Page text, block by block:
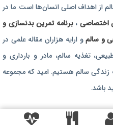
از اهداف اصلی انسان‌ها است. ما در
اختصاصی ،برنامه تمرین بدنسازی و
و سالمو ارایه هزاران مقاله علمی در
تغذیه سالم، مادر و بارداری و
سالم هستیم. امید که مجموعه
باشد.